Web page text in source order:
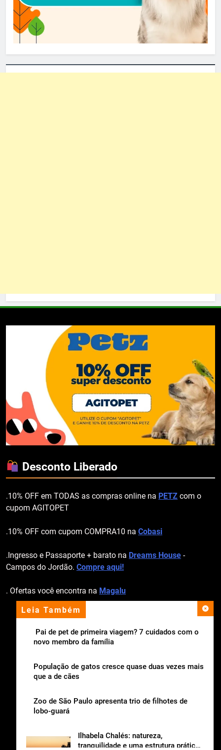
Leia Também
Pai de pet de primeira viagem? 7 cuidados com o
novo membro da família
População de gatos cresce quase duas vezes mais
que a de cães
Zoo de São Paulo apresenta trio de filhotes de
lobo-guará
Ilhabela Chalés: natureza,
tranquilidade e uma estrutura prática
Desconto Liberado
.10% OFF em TODAS as compras online na PETZ com o
cupom AGITOPET
.10% OFF com cupom COMPRA10 na Cobasi
.Ingresso e Passaporte + barato na Dreams House -
Campos do Jordão. Compre aqui!
. Ofertas você encontra na Magalu
apoio institucional